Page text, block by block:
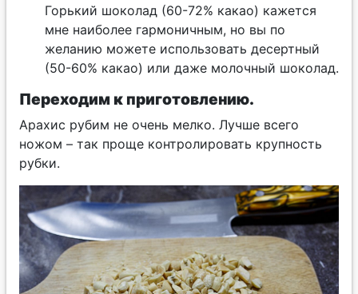
Горький шоколад (60-72% какао) кажется
мне наиболее гармоничным, но вы по
желанию можете использовать десертный
(50-60% какао) или даже молочный шоколад.
Переходим к приготовлению.
Арахис рубим не очень мелко. Лучше всего
ножом – так проще контролировать крупность
рубки.